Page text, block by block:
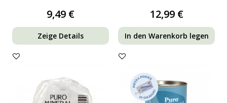
9,49 €
Zeige Details
12,99 €
In den Warenkorb legen